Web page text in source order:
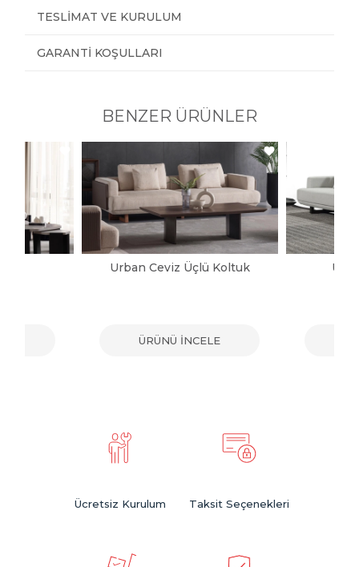
TESLIMAT VE KURULUM
GARANTI KOŞULLARI
BENZER ÜRÜNLER
Urban Ceviz Üçlü Koltuk
ÜRÜNÜ İNCELE
Ücretsiz Kurulum Taksit Seçenekleri